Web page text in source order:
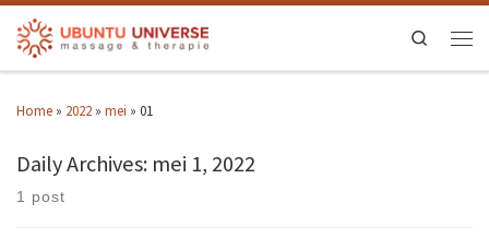
Search
Home » 2022 » mei » 01
Daily Archives: mei 1, 2022
1 post